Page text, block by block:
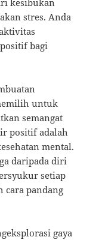
stres. Anda
bagi
untuk
semangat
positif adalah
mental.
daripada diri
setiap
cara pandang
gaya